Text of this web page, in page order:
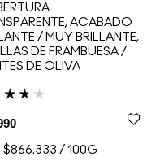
ACABADO
/ MUY BRILLANTE,
DE FRAMBUESA /
DE OLIVA
$866.333 / 100G